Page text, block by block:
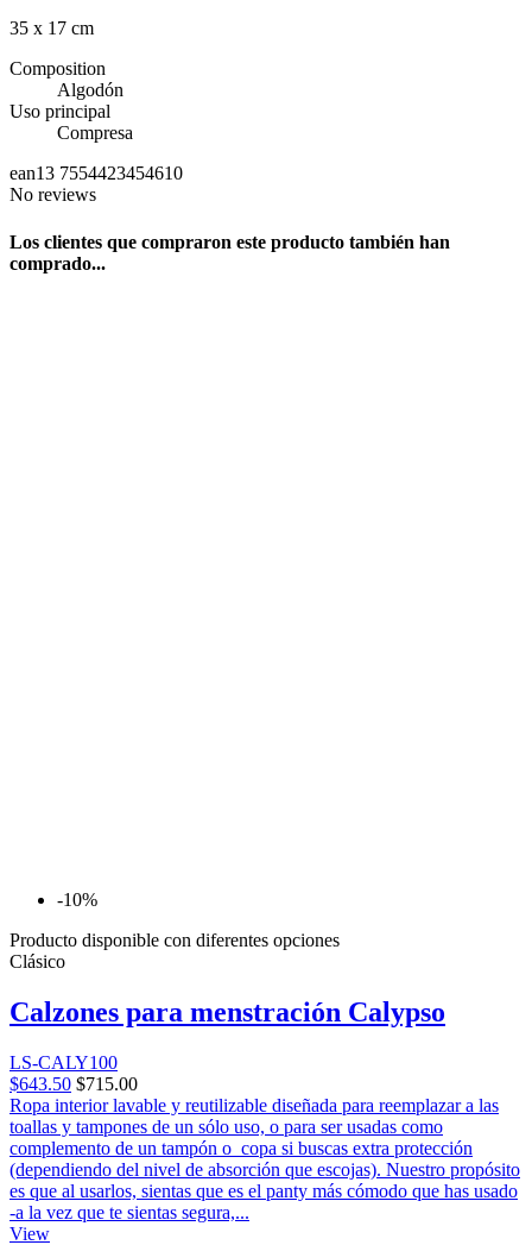
35 x 17 cm
Composition
Algodón
Uso principal
Compresa
ean13 7554423454610
No reviews
Los clientes que compraron este producto también han
comprado...
-10%
Producto disponible con diferentes opciones
Clásico
Calzones para menstración Calypso
LS-CALY100
$643.50 $715.00
Ropa interior lavable y reutilizable diseñada para reemplazar a las
toallas y tampones de un sólo uso, o para ser usadas como
complemento de un tampón o copa si buscas extra protección
(dependiendo del nivel de absorción que escojas). Nuestro propósito
es que al usarlos, sientas que es el panty más cómodo que has usado
-a la vez que te sientas segura,...
View